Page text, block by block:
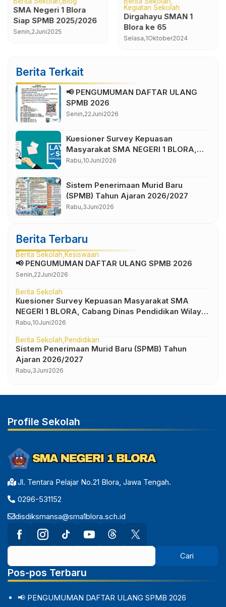
SMA Negeri 1 Blora
Siap SPMB 2025/2026
Senin,2Juni2025
Kegiatan Sekolah
Dirgahayu SMAN 1
Blora ke 65
Selasa,1Oktober2024
Berita Terkait
📢 PENGUMUMAN DAFTAR ULANG
SPMB 2026
Senin,22Juni2026
Kuesioner Survey Kepuasan
Masyarakat SMA NEGERI 1 BLORA,
Cabang Dinas Pendidikan Wilayah IV
Rabu,10Juni2026
Sistem Penerimaan Murid Baru
(SPMB) Tahun Ajaran 2026/2027
Rabu,3Juni2026
Berita Terbaru
Berita Sekolah Kesiswaan
📢 PENGUMUMAN DAFTAR ULANG SPMB 2026
Senin,22Juni2026
Berita Sekolah
Kuesioner Survey Kepuasan Masyarakat SMA
NEGERI 1 BLORA, Cabang Dinas Pendidikan Wilayah
IV
Rabu,10Juni2026
Berita Sekolah Pendidikan
Sistem Penerimaan Murid Baru (SPMB) Tahun
Ajaran 2026/2027
Rabu,3Juni2026
Profile Sekolah
Jl. Tentara Pelajar No.21 Blora, Jawa Tengah.
0296-531152
disdiksmansa@sma1blora.sch.id
Pos-pos Terbaru
📢 PENGUMUMAN DAFTAR ULANG SPMB 2026